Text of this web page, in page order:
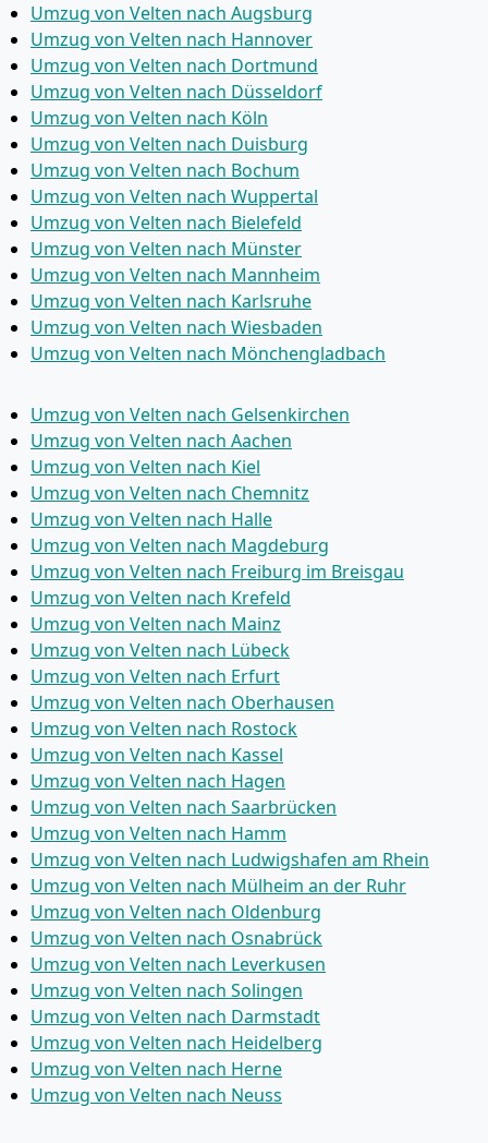
Umzug von Velten nach Augsburg
Umzug von Velten nach Hannover
Umzug von Velten nach Dortmund
Umzug von Velten nach Düsseldorf
Umzug von Velten nach Köln
Umzug von Velten nach Duisburg
Umzug von Velten nach Bochum
Umzug von Velten nach Wuppertal
Umzug von Velten nach Bielefeld
Umzug von Velten nach Münster
Umzug von Velten nach Mannheim
Umzug von Velten nach Karlsruhe
Umzug von Velten nach Wiesbaden
Umzug von Velten nach Mönchen­gladbach
Umzug von Velten nach Gelsenkirchen
Umzug von Velten nach Aachen
Umzug von Velten nach Kiel
Umzug von Velten nach Chemnitz
Umzug von Velten nach Halle
Umzug von Velten nach Magdeburg
Umzug von Velten nach Freiburg im Breisgau
Umzug von Velten nach Krefeld
Umzug von Velten nach Mainz
Umzug von Velten nach Lübeck
Umzug von Velten nach Erfurt
Umzug von Velten nach Oberhausen
Umzug von Velten nach Rostock
Umzug von Velten nach Kassel
Umzug von Velten nach Hagen
Umzug von Velten nach Saarbrücken
Umzug von Velten nach Hamm
Umzug von Velten nach Ludwigshafen am Rhein
Umzug von Velten nach Mülheim an der Ruhr
Umzug von Velten nach Oldenburg
Umzug von Velten nach Osnabrück
Umzug von Velten nach Leverkusen
Umzug von Velten nach Solingen
Umzug von Velten nach Darmstadt
Umzug von Velten nach Heidelberg
Umzug von Velten nach Herne
Umzug von Velten nach Neuss